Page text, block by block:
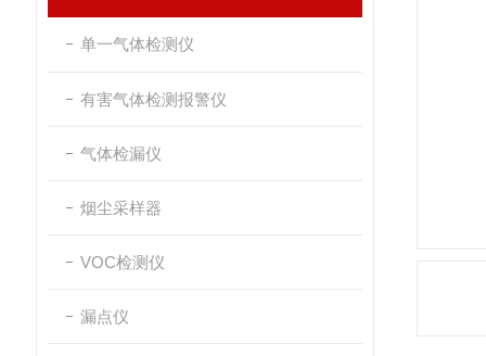
单一气体检测仪
有害气体检测报警仪
气体检漏仪
烟尘采样器
VOC检测仪
漏点仪